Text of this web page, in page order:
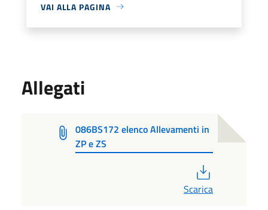
VAI ALLA PAGINA
Allegati
086BS172 elenco Allevamenti in
ZP e ZS
Scarica